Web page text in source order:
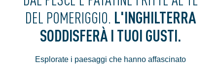
DEL POMERIGGIO. L'INGHILTERRA
SODDISFERÀ I TUOI GUSTI.
Esplorate i paesaggi che hanno affascinato